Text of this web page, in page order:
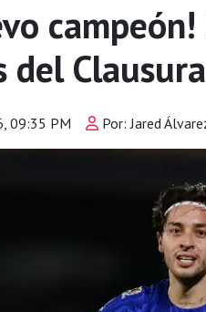
del
09:35 PM Por: Jared